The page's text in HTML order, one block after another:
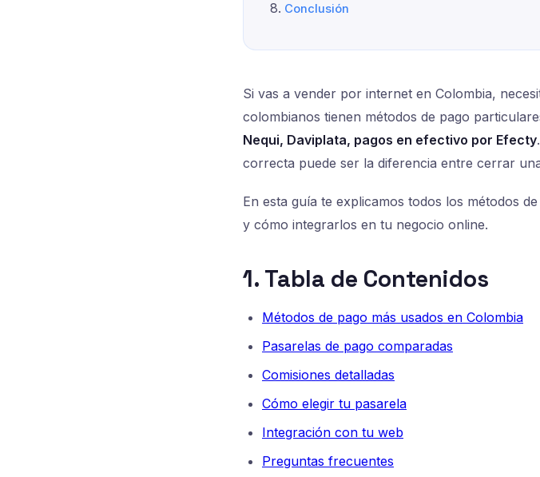
Conclusión
Si vas a vender por internet en Colombia,
colombianos tienen métodos de pago
Nequi, Daviplata, pagos en efectivo por Efecty
correcta puede ser la diferencia entre cerrar
En esta guía te explicamos todos los métodos
y cómo integrarlos en tu negocio online.
1. Tabla de Contenidos
Métodos de pago más usados en Colombia
Pasarelas de pago comparadas
Comisiones detalladas
Cómo elegir tu pasarela
Integración con tu web
Preguntas frecuentes